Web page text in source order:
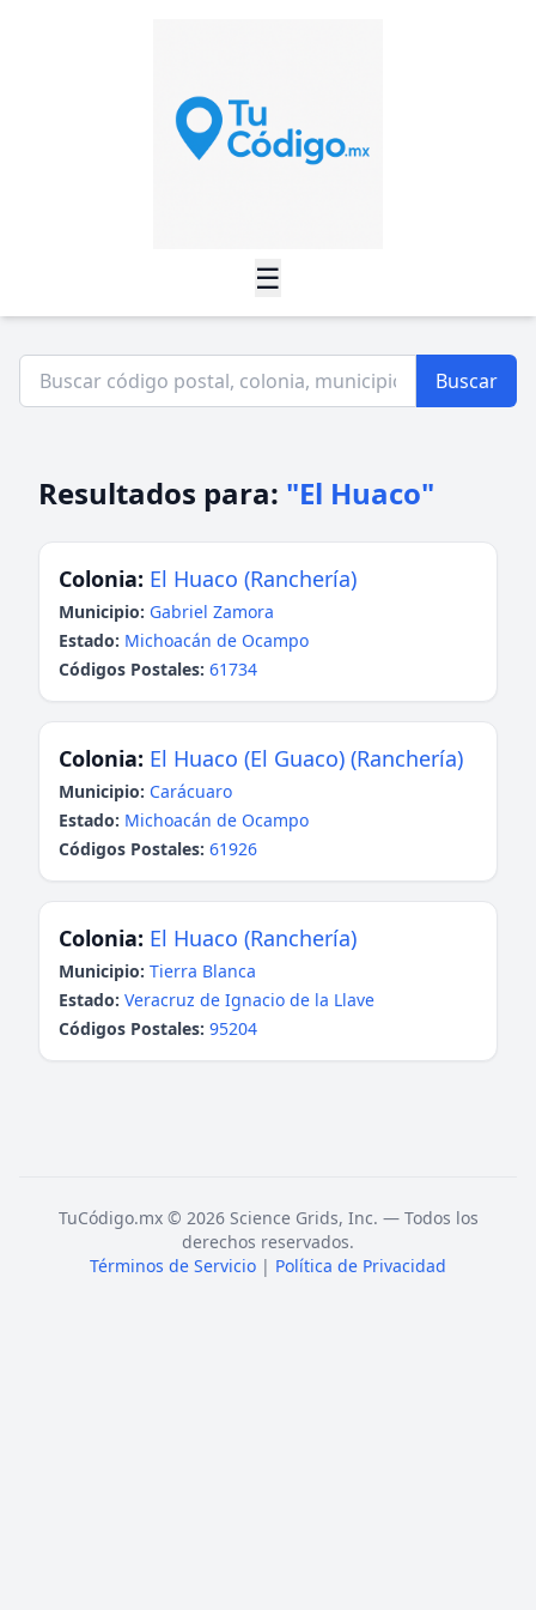
☰
Buscar
Resultados para: "El Huaco"
Colonia: El Huaco (Ranchería)
Municipio: Gabriel Zamora
Estado: Michoacán de Ocampo
Códigos Postales: 61734
Colonia: El Huaco (El Guaco) (Ranchería)
Municipio: Carácuaro
Estado: Michoacán de Ocampo
Códigos Postales: 61926
Colonia: El Huaco (Ranchería)
Municipio: Tierra Blanca
Estado: Veracruz de Ignacio de la Llave
Códigos Postales: 95204
TuCódigo.mx © 2026 Science Grids, Inc. — Todos los
derechos reservados.
Términos de Servicio | Política de Privacidad